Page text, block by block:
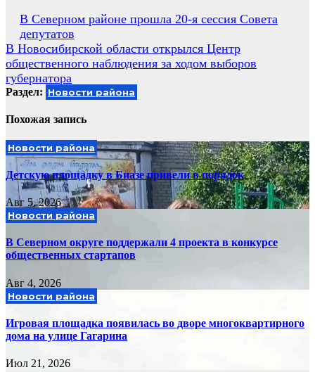
Навигация
по
записям
В Северном районе прошла 20-я сессия Совета
депутатов
В Новосибирской области открылся Центр
общественного наблюдения за ходом выборов
губернатора
Раздел: Новости района
Похожая запись
Новости района
Детскую площадку в Биазе привели в порядок
Авг 5, 2026
Новости района
В Северном округе поддержали 4 проекта в конкурсе
общественных стартапов
Авг 4, 2026
Новости района
Игровая площадка появилась во дворе многоквартирного
дома на улице Гагарина
Июл 21, 2026